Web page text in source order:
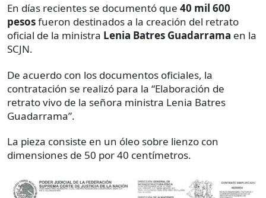
En días recientes se documentó que 40 mil 600
pesosfueron destinados a la creación del retrato
oficial de la ministra Lenia Batres Guadarrama en la
SCJN.
De acuerdo con los documentos oficiales, la
contratación se realizó para la “Elaboración de
retrato vivo de la señora ministra Lenia Batres
Guadarrama”.
La pieza consiste en un óleo sobre lienzo con
dimensiones de 50 por 40 centímetros.